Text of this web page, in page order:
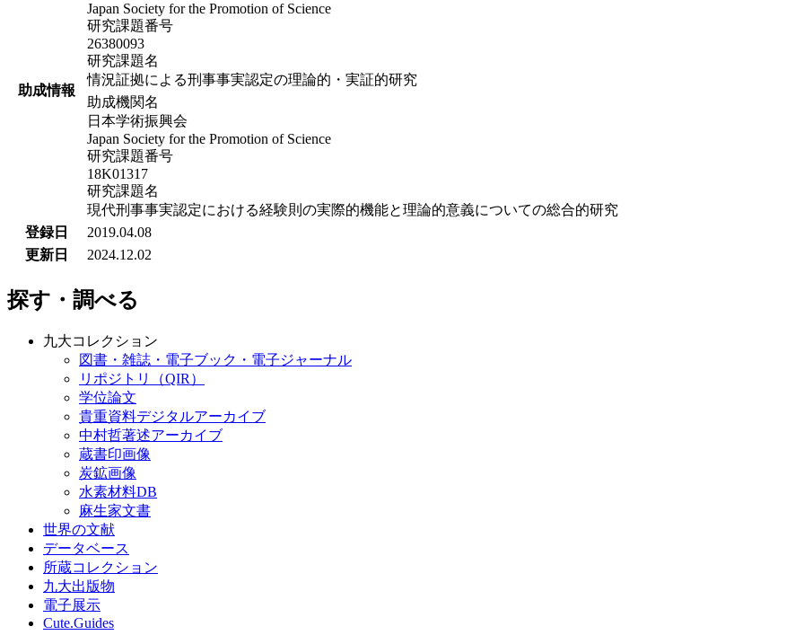
助成情報
Japan Society for the Promotion of Science
研究課題番号
26380093
研究課題名
情況証拠による刑事事実認定の理論的・実証的研究
助成機関名
日本学術振興会
Japan Society for the Promotion of Science
研究課題番号
18K01317
研究課題名
現代刑事事実認定における経験則の実際的機能と理論的意義についての総合的研究
登録日
2019.04.08
更新日
2024.12.02
探す・調べる
九大コレクション
図書・雑誌・電子ブック・電子ジャーナル
リポジトリ（QIR）
学位論文
貴重資料デジタルアーカイブ
中村哲著述アーカイブ
蔵書印画像
炭鉱画像
水素材料DB
麻生家文書
世界の文献
データベース
所蔵コレクション
九大出版物
電子展示
Cute.Guides